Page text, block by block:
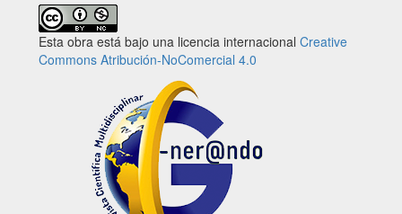
Esta obra está bajo una licencia internacional Creative
Commons Atribución-NoComercial 4.0